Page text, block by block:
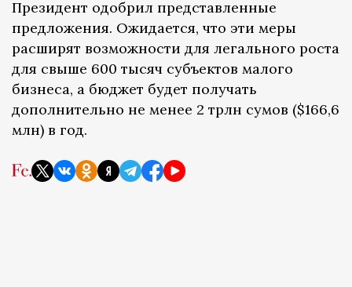
Президент одобрил представленные
предложения. Ожидается, что эти меры
расширят возможности для легального роста
для свыше 600 тысяч субъектов малого
бизнеса, а бюджет будет получать
дополнительно не менее 2 трлн сумов ($166,6
млн) в год.